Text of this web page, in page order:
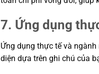
7. Ứng dụng
Ứng dụng thực tế và
diện dựa trên ghi chú của